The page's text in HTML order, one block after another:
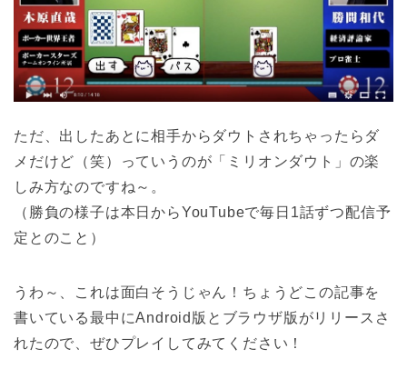
ただ、出したあとに相手からダウトされちゃったらダ
メだけど（笑）っていうのが「ミリオンダウト」の楽
しみ方なのですね～。
（勝負の様子は本日からYouTubeで毎日1話ずつ配信予
定とのこと）
うわ～、これは面白そうじゃん！ちょうどこの記事を
書いている最中にAndroid版とブラウザ版がリリースさ
れたので、ぜひプレイしてみてください！